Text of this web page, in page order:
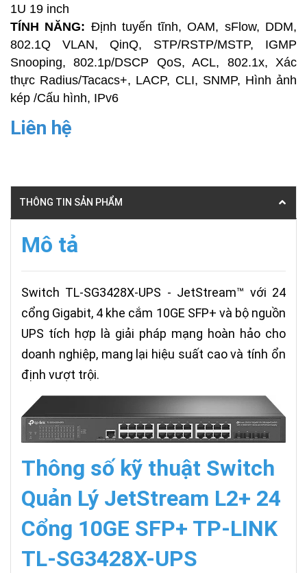
1U 19 inch
TÍNH NĂNG: Định tuyến tĩnh, OAM, sFlow, DDM,
802.1Q VLAN, QinQ, STP/RSTP/MSTP, IGMP
Snooping, 802.1p/DSCP QoS, ACL, 802.1x, Xác
thực Radius/Tacacs+, LACP, CLI, SNMP, Hình ảnh
kép /Cấu hình, IPv6
Liên hệ
THÔNG TIN SẢN PHẨM
Mô tả
Switch TL-SG3428X-UPS - JetStream™ với 24
cổng Gigabit, 4 khe cắm 10GE SFP+ và bộ nguồn
UPS tích hợp là giải pháp mạng hoàn hảo cho
doanh nghiệp, mang lại hiệu suất cao và tính ổn
định vượt trội.
Thông số kỹ thuật Switch
Quản Lý JetStream L2+ 24
Cổng 10GE SFP+ TP-LINK
TL-SG3428X-UPS